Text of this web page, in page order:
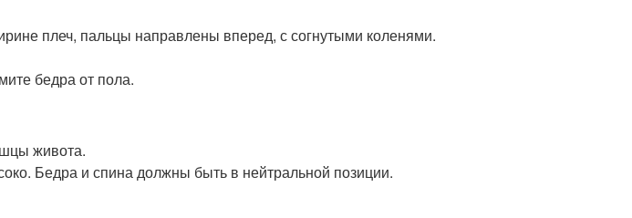
плеч, пальцы направлены вперед, с согнутыми коленями.
бедра от пола.
живота.
Бедра и спина должны быть в нейтральной позиции.